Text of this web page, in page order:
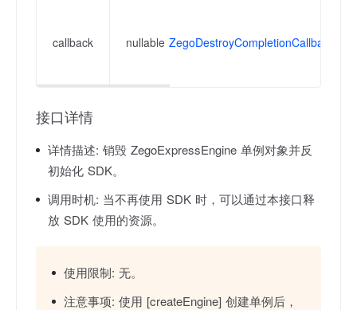
callback nullable ZegoDestroyCompletionCallback
接口详情
详情描述: 销毁 ZegoExpressEngine 单例对象并反
初始化 SDK。
调用时机: 当不再使用 SDK 时，可以通过本接口释
放 SDK 使用的资源。
使用限制: 无。
注意事项: 使用 [createEngine] 创建单例后，